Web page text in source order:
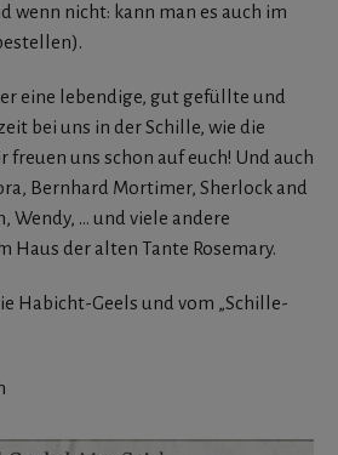
wenn nicht: kann man es auch im
eine lebendige, gut gefüllte und
bei uns in der Schille, wie die
freuen uns schon auf euch! Und auch
Bernhard Mortimer, Sherlock and
Wendy, … und viele andere
Haus der alten Tante Rosemary.
Habicht-Geels und vom „Schille-